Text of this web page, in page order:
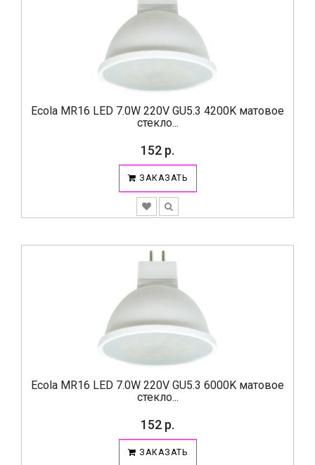
Ecola MR16 LED 7.0W 220V GU5.3 4200K матовое
стекло...
152 р.
ЗАКАЗАТЬ
Ecola MR16 LED 7.0W 220V GU5.3 6000K матовое
стекло...
152 р.
ЗАКАЗАТЬ